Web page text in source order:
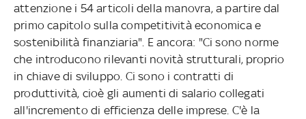
attenzione i 54 articoli della manovra, a partire dal
primo capitolo sulla competitività economica e
sostenibilità finanziaria". E ancora: "Ci sono norme
che introducono rilevanti novità strutturali, proprio
in chiave di sviluppo. Ci sono i contratti di
produttività, cioè gli aumenti di salario collegati
all'incremento di efficienza delle imprese. C'è la